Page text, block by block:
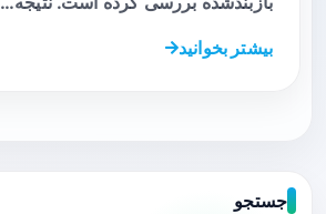
بیشتر بخوانید
جستجو